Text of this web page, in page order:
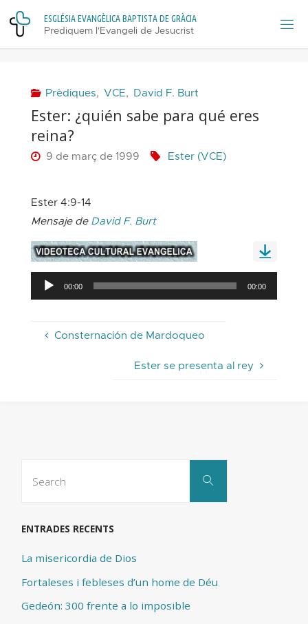
Skip
content
ESGLÉSIAEVANGÈLICABAPTISTADE GRÀCIA
Prediquem l'Evangeli de Jesucrist
Prèdiques, VCE, David F. Burt
Ester: ¿quién sabe para qué eres
reina?
9 de març de 1999 Ester (VCE)
Ester 4:9-14
Mensaje de David F. Burt
Reproductor
d'àudio
00:00 00:00
Consternación de Mardoqueo
Ester se presenta al rey
Search
ENTRADES RECENTS
La misericordia de Dios
Fortaleses i febleses d’un home de Déu
Gedeón: 300 frente a lo imposible